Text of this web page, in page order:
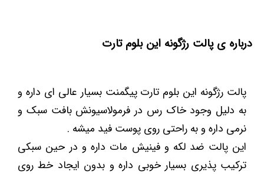
درباره ی پالت رژگونه این بلوم تارت
پالت رژگونه این بلوم تارت پیگمنت بسیار عالی ای داره و
به دلیل وجود خاک رس در فرمولاسیونش بافت سبک و
نرمی داره و به راحتی روی پوست فید میشه .
این پالت ضد لکه و فینیش مات داره و در حین سبکی
ترکیب پذیری بسیار خوبی داره و بدون ایجاد خط روی